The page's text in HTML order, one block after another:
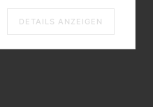
DETAILS ANZEIGEN